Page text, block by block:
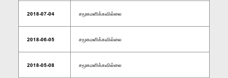
2018-07-04 சமூகமளிக்கவில்லை
2018-06-05 சமூகமளிக்கவில்லை
2018-05-08 சமூகமளிக்கவில்லை